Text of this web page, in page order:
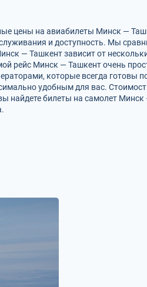
цены на авиабилеты Минск —
и доступность. Мы
— Ташкент зависит от
рейс Минск — Ташкент очень
которые всегда готовы
удобным для вас.
найдете билеты на самолет